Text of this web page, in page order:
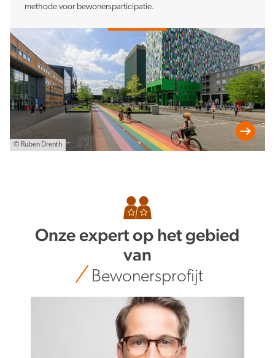
© Ruben Drenth
methode voor bewonersparticipatie.
Onze expert op het gebied
van
Bewonersprofijt